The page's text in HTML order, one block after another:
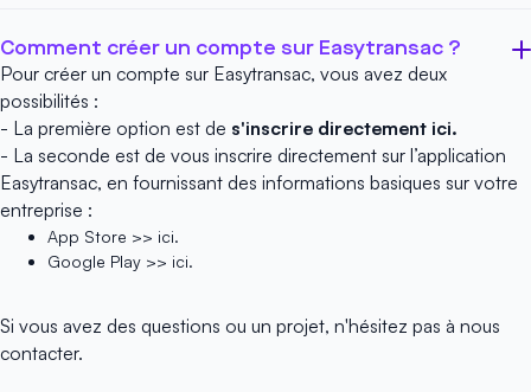
Comment créer un compte sur Easytransac ?
Pour créer un compte sur Easytransac, vous avez deux
possibilités :
- La première option est de s'inscrire directement ici.
- La seconde est de vous inscrire directement sur l’application
Easytransac, en fournissant des informations basiques sur votre
entreprise :
App Store >> ici.
Google Play >> ici.
Si vous avez des questions ou un projet, n'hésitez pas à nous
contacter.